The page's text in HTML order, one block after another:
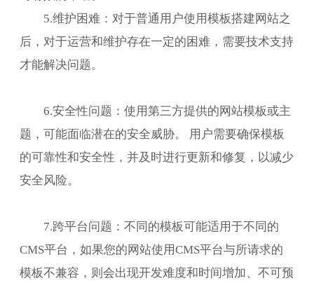
5.维护困难：对于普通用户使用模板搭建网站之
后，对于运营和维护存在一定的困难，需要技术支持
才能解决问题。
6.安全性问题：使用第三方提供的网站模板或主
题，可能面临潜在的安全威胁。 用户需要确保模板
的可靠性和安全性，并及时进行更新和修复，以减少
安全风险。
7.跨平台问题：不同的模板可能适用于不同的
CMS平台，如果您的网站使用CMS平台与所请求的
模板不兼容，则会出现开发难度和时间增加、不可预